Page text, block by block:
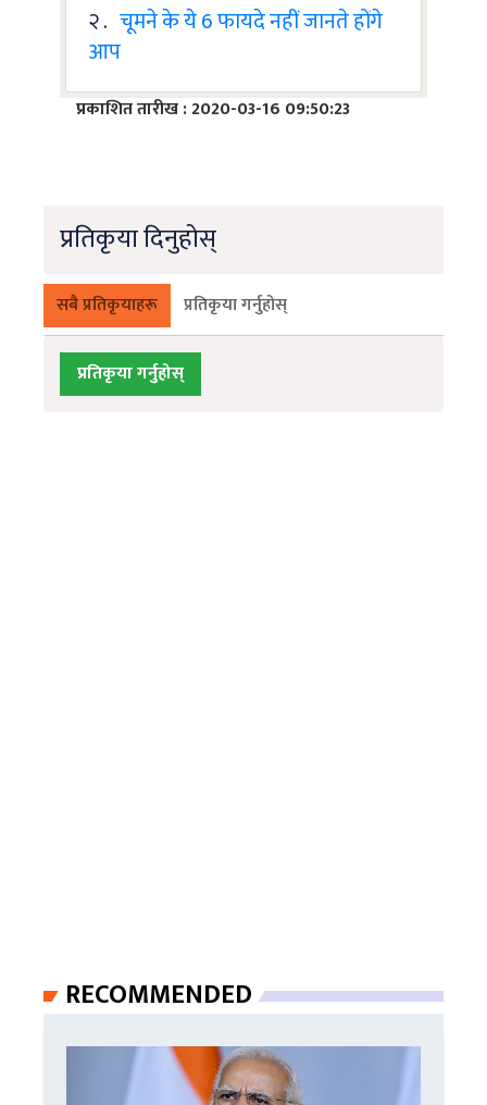
२ . चूमने के ये 6 फायदे नहीं जानते होंगे
आप
प्रकाशित तारीख : 2020-03-16 09:50:23
प्रतिकृया दिनुहोस्
सबै प्रतिकृयाहरू प्रतिकृया गर्नुहोस्
प्रतिकृया गर्नुहोस्
RECOMMENDED